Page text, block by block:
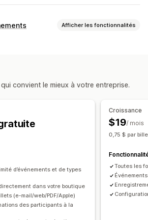
Afficher les fonctionnalités
personnalisés
réel
Notifications par e-mail
Gestion des employés
Widget de calendrier
convient le mieux à votre entreprise.
d’événements et de types
dans votre boutique
(e-mail/web/PDF/Apple)
des participants à la
Croissance
$19/ mois
0,75 $ par
Toutes les